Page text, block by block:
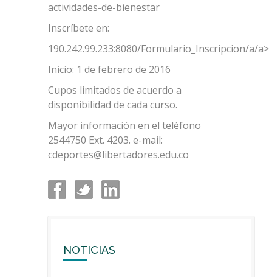
actividades-de-bienestar
Inscríbete en:
190.242.99.233:8080/Formulario_Inscripcion/a/a>
Inicio: 1 de febrero de 2016
Cupos limitados de acuerdo a
disponibilidad de cada curso.
Mayor información en el teléfono
2544750 Ext. 4203. e-mail:
cdeportes@libertadores.edu.co
NOTICIAS